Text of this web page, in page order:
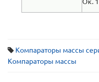
Компараторы массы
Компараторы массы